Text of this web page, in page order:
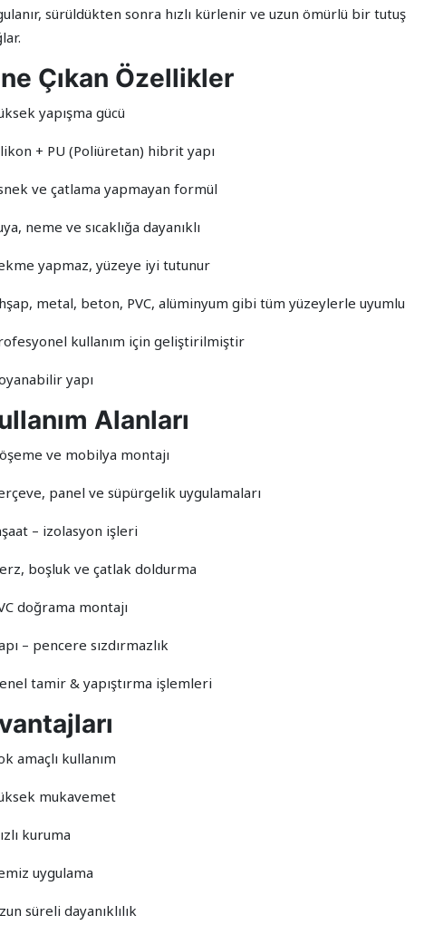
sürüldükten sonra hızlı kürlenir ve uzun ömürlü bir tutuş
Çıkan Özellikler
yapışma gücü
+ PU (Poliüretan) hibrit yapı
ve çatlama yapmayan formül
neme ve sıcaklığa dayanıklı
yapmaz, yüzeye iyi tutunur
metal, beton, PVC, alüminyum gibi tüm yüzeylerle uyumlu
kullanım için geliştirilmiştir
yapı
Alanları
ve mobilya montajı
panel ve süpürgelik uygulamaları
– izolasyon işleri
boşluk ve çatlak doldurma
doğrama montajı
– pencere sızdırmazlık
tamir & yapıştırma işlemleri
amaçlı kullanım
mukavemet
kuruma
uygulama
süreli dayanıklılık